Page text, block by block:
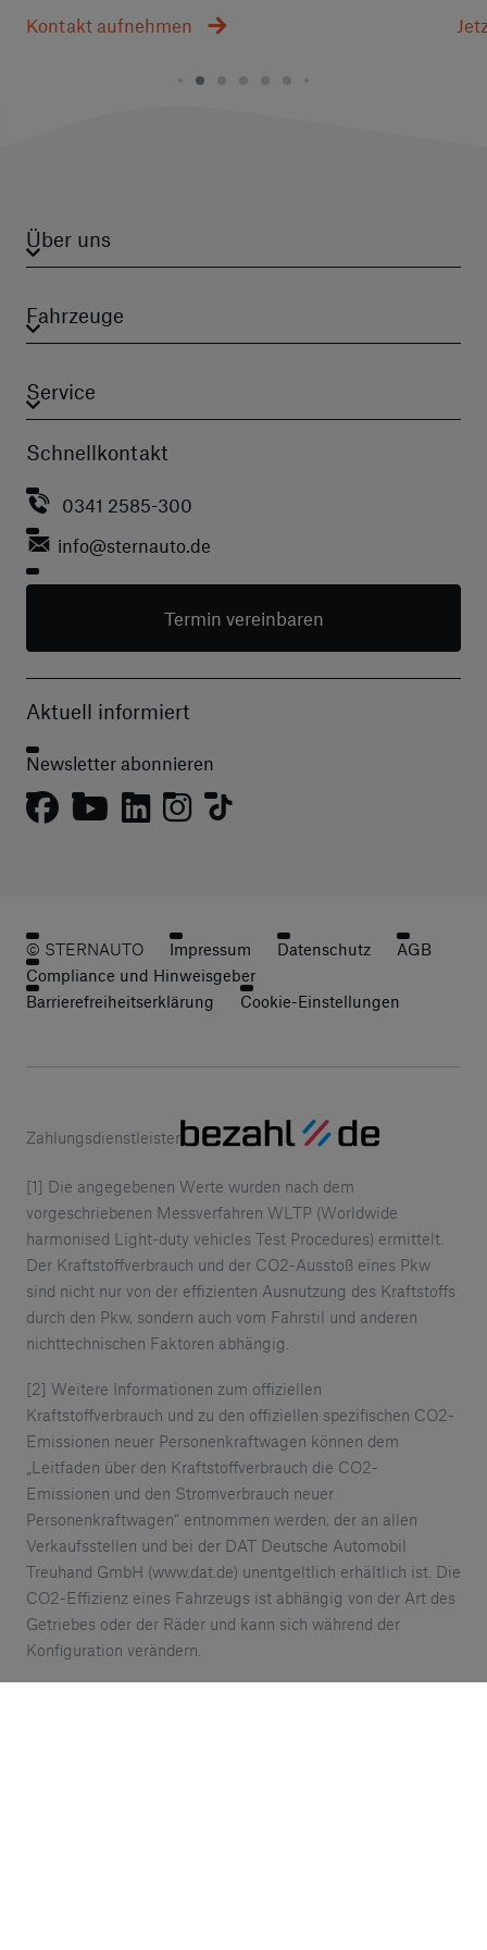
Kontakt aufnehmen
Über uns
Fahrzeuge
Service
Schnellkontakt
0341 2585-300
info@sternauto.de
Termin vereinbaren
Aktuell informiert
Newsletter abonnieren
© STERNAUTO Impressum Datenschutz
AGB
Compliance und Hinweisgeber
Barrierefreiheitserklärung
Cookie-Einstellungen
Zahlungsdienstleister
[1] Die angegebenen Werte wurden nach dem
vorgeschriebenen Messverfahren WLTP (Worldwide
harmonised Light-duty vehicles Test Procedures) ermittelt.
Der Kraftstoffverbrauch und der CO2-Ausstoß eines Pkw
sind nicht nur von der effizienten Ausnutzung des Kraftstoffs
durch den Pkw, sondern auch vom Fahrstil und anderen
nichttechnischen Faktoren abhängig.
[2] Weitere Informationen zum offiziellen
Kraftstoffverbrauch und zu den offiziellen spezifischen CO2-
Emissionen neuer Personenkraftwagen können dem
„Leitfaden über den Kraftstoffverbrauch die CO2-
Emissionen und den Stromverbrauch neuer
Personenkraftwagen“ entnommen werden, der an allen
Verkaufsstellen und bei der DAT Deutsche Automobil
Treuhand GmbH (www.dat.de) unentgeltlich erhältlich ist. Die
CO2-Effizienz eines Fahrzeugs ist abhängig von der Art des
Getriebes oder der Räder und kann sich während der
Konfiguration verändern.